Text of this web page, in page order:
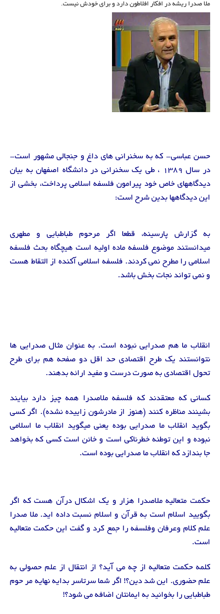
ملا صدرا ریشه در افکار افلاطون دارد و برای خودش نیست.
حسن عباسی- که به سخنرانی های داغ و جنجالی مشهور است-
در سال ۱۳۸۹ ، طی یک سخنرانی در دانشگاه اصفهان به بیان
دیدگاههای خاص خود پیرامون فلسفه اسلامی پرداخت، بخشی از
این دیدگاهها بدین شرح است:
به گزارش پارسینه، قطعا اگر مرحوم طباطبایی و مطهری
میدانستند موضوع فلسفه ماده اولیه است هیچگاه بحث فلسفه
اسلامی را مطرح نمی کردند. فلسفه اسلامی آکنده از التقاط هست
و نمی تواند نجات بخش باشد.
انقلاب ما هم صدرایی نبوده است. به عنوان مثال صدرایی ها
نتوانستند یک طرح اقتصادی حد اقل دو صفحه هم برای طرح
تحول اقتصادی به صورت درست و مفید ارائه بدهند.
کسانی که معتقدند که فلسفه ملاصدرا همه چیز دارد بیایند
بشینند مناظره کنند (هنوز از مادرشون زاییده نشده). اگر کسی
بگوید انقلاب ما صدرایی بوده یعنی میگوید انقلاب ما اسلامی
نبوده و این توطئه خطرناکی است و خائن است کسی که بخواهد
جا بندازد که انقلاب ما صدرایی بوده است.
حکمت متعالیه ملاصدرا هزار و یک اشکال درآن هست که اگر
بگویید اسلام است به قرآن و اسلام نسبت داده اید. ملا صدرا
علم کلام وعرفان وفلسفه را جمع کرد و گفت این حکمت متعالیه
است.
کلمه حکمت متعالیه از چه می آید؟ از انتقال از علم حصولی به
علم حضوری. این شد دین؟! اگر شما سرتاسر بدایه نهایه مر حوم
طباطبایی را بخوانید به ایمانتان اضافه می شود؟!